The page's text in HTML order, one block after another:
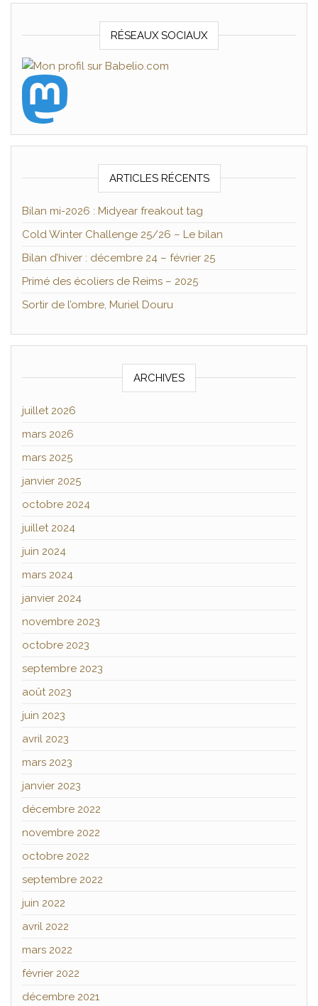
RÉSEAUX SOCIAUX
ARTICLES RÉCENTS
Bilan mi-2026 : Midyear freakout tag
Cold Winter Challenge 25/26 – Le bilan
Bilan d’hiver : décembre 24 – février 25
Primé des écoliers de Reims – 2025
Sortir de l’ombre, Muriel Douru
ARCHIVES
juillet 2026
mars 2026
mars 2025
janvier 2025
octobre 2024
juillet 2024
juin 2024
mars 2024
janvier 2024
novembre 2023
octobre 2023
septembre 2023
août 2023
juin 2023
avril 2023
mars 2023
janvier 2023
décembre 2022
novembre 2022
octobre 2022
septembre 2022
juin 2022
avril 2022
mars 2022
février 2022
décembre 2021